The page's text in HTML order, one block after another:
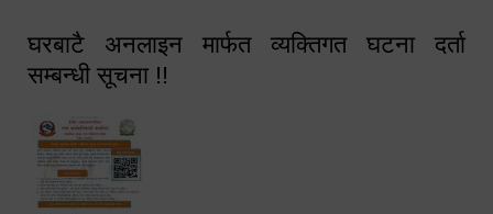
घरबाटै अनलाइन मार्फत व्यक्तिगत घटना दर्ता
सम्बन्धी सूचना !!